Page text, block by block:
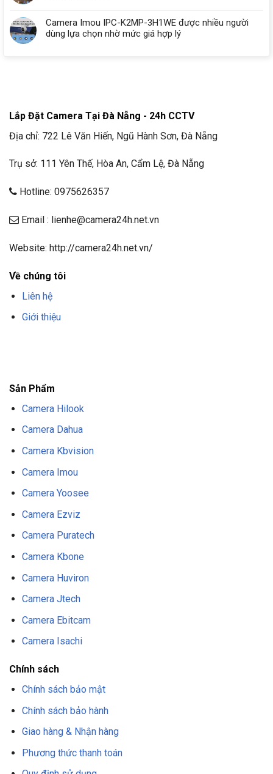
Camera Imou IPC-K2MP-3H1WE được nhiều người
dùng lựa chọn nhờ mức giá hợp lý
Lắp Đặt Camera Tại Đà Nẵng - 24h CCTV
Địa chỉ: 722 Lê Văn Hiến, Ngũ Hành Sơn, Đà Nẵng
Trụ sở: 111 Yên Thế, Hòa An, Cẩm Lệ, Đà Nẵng
Hotline: 0975626357
Email : lienhe@camera24h.net.vn
Website: http://camera24h.net.vn/
Về chúng tôi
Liên hệ
Giới thiệu
Sản Phẩm
Camera Hilook
Camera Dahua
Camera Kbvision
Camera Imou
Camera Yoosee
Camera Ezviz
Camera Puratech
Camera Kbone
Camera Huviron
Camera Jtech
Camera Ebitcam
Camera Isachi
Chính sách
Chính sách bảo mật
Chính sách bảo hành
Giao hàng & Nhận hàng
Phương thức thanh toán